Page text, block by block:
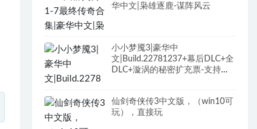
华中文|枭雄逐鹿-谋阵风云
小小梦魇3|豪华中
文|Build.22781237+幕后DLC+全
DLC+漩涡的秘密扩充票-支持手
仙剑奇侠传3中文版，（win10可
玩），直接玩